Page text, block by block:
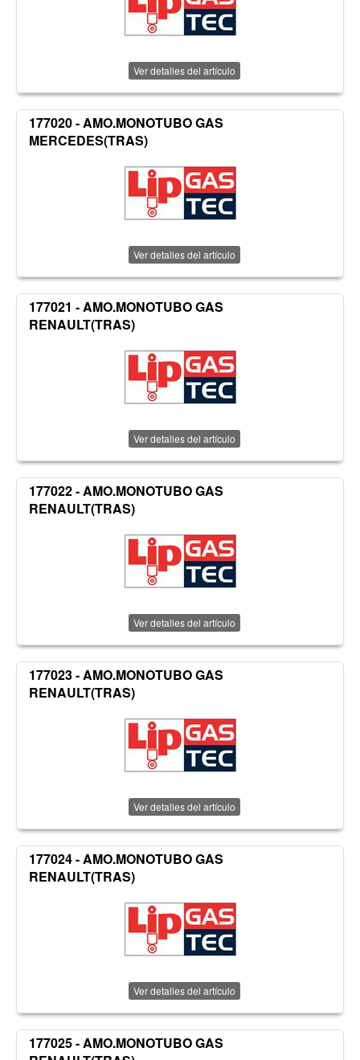
Ver detalles del artículo
177020 - AMO.MONOTUBO GAS
MERCEDES(TRAS)
Ver detalles del artículo
177021 - AMO.MONOTUBO GAS
RENAULT(TRAS)
Ver detalles del artículo
177022 - AMO.MONOTUBO GAS
RENAULT(TRAS)
Ver detalles del artículo
177023 - AMO.MONOTUBO GAS
RENAULT(TRAS)
Ver detalles del artículo
177024 - AMO.MONOTUBO GAS
RENAULT(TRAS)
Ver detalles del artículo
177025 - AMO.MONOTUBO GAS